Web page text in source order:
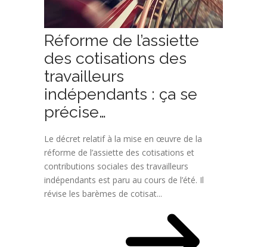
Réforme de l’assiette
des cotisations des
travailleurs
indépendants : ça se
précise…
Le décret relatif à la mise en œuvre de la
réforme de l’assiette des cotisations et
contributions sociales des travailleurs
indépendants est paru au cours de l’été. Il
révise les barèmes de cotisat...